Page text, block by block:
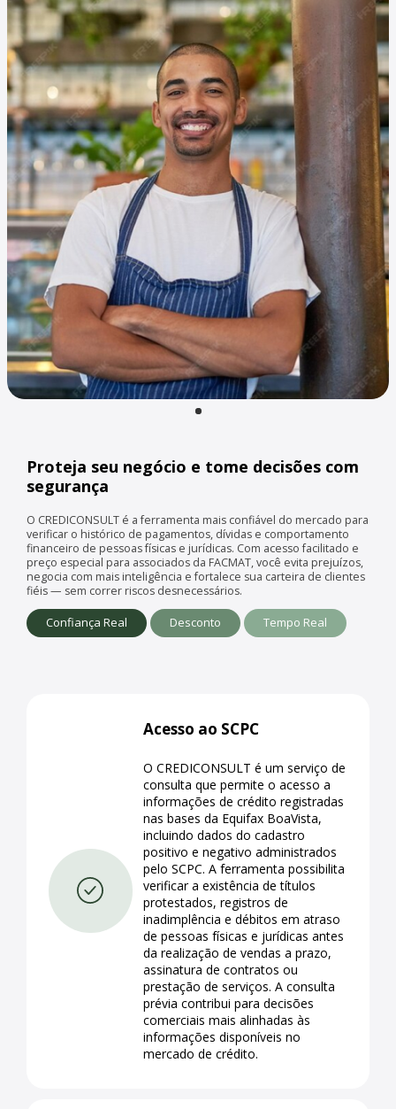
Proteja seu negócio e tome decisões com
segurança
O CREDICONSULT é a ferramenta mais confiável do mercado para
verificar o histórico de pagamentos, dívidas e comportamento
financeiro de pessoas físicas e jurídicas. Com acesso facilitado e
preço especial para associados da FACMAT, você evita prejuízos,
negocia com mais inteligência e fortalece sua carteira de clientes
fiéis — sem correr riscos desnecessários.
Confiança Real Desconto Tempo Real
Acesso ao SCPC
O CREDICONSULT é um serviço de
consulta que permite o acesso a
informações de crédito registradas
nas bases da Equifax BoaVista,
incluindo dados do cadastro
positivo e negativo administrados
pelo SCPC. A ferramenta possibilita
verificar a existência de títulos
protestados, registros de
inadimplência e débitos em atraso
de pessoas físicas e jurídicas antes
da realização de vendas a prazo,
assinatura de contratos ou
prestação de serviços. A consulta
prévia contribui para decisões
comerciais mais alinhadas às
informações disponíveis no
mercado de crédito.